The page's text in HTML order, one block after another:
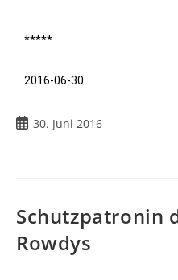
*****
2016-06-30
30. Juni 2016
Schutzpatronin
Rowdys